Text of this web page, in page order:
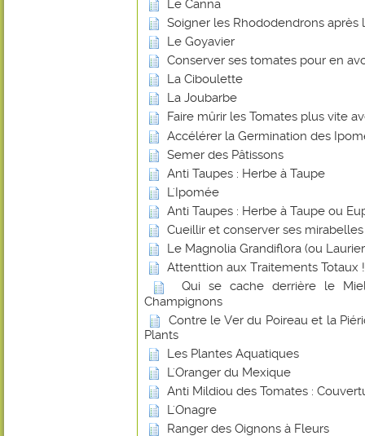
Le Canna
Soigner les Rhododendrons après
Le Goyavier
Conserver ses tomates pour en
La Ciboulette
La Joubarbe
Faire mûrir les Tomates plus vite
Accélérer la Germination des
Semer des Pâtissons
Anti Taupes : Herbe à Taupe
L'Ipomée
Anti Taupes : Herbe à Taupe ou
Cueillir et conserver ses mirabelles
Le Magnolia Grandiflora (ou
Attenttion aux Traitements Totaux !
Qui se cache derrière le
Champignons
Contre le Ver du Poireau et la
Plants
Les Plantes Aquatiques
L'Oranger du Mexique
Anti Mildiou des Tomates :
L'Onagre
Ranger des Oignons à Fleurs